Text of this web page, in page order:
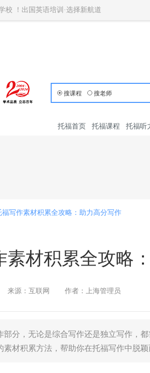
校 ！出国英语培训·选择新航道
搜课程 搜老师
托福首页 托福课程 托福听
福写作素材积累全攻略：助力高分写作
素材积累全攻略
来源：互联网 作者：上海管理员
部分，无论是综合写作还是独立写作，
素材积累方法，帮助你在托福写作中脱